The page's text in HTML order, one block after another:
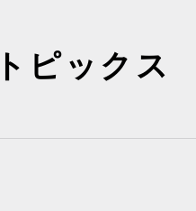
トピックス